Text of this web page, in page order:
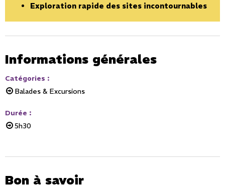
Exploration rapide des sites incontournables
Informations générales
Catégories :
Balades & Excursions
Durée :
5h30
Bon à savoir